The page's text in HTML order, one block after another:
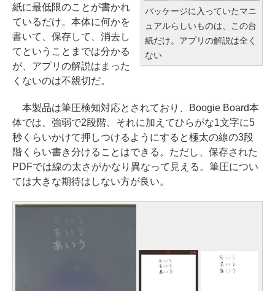
パッケージに入っていたマニ
ュアルらしいものは、この台
紙だけ。アプリの解説は全く
ない
紙に最低限のことが書かれ
ているだけ。本体に何かを
書いて、保存して、消去し
てということまでは分かる
が、アプリの解説はまった
くないのは不親切だ。
本製品は筆圧検知対応とされており、Boogie Board本
体では、強弱で2段階、それに加えてひらがな1文字に5
秒くらいかけて押しつけるようにすると極太の線の3段
階くらい書き分けることはできる。ただし、保存された
PDFでは線の太さがかなり異なって見える。筆圧につい
ては大きな期待はしない方が良い。